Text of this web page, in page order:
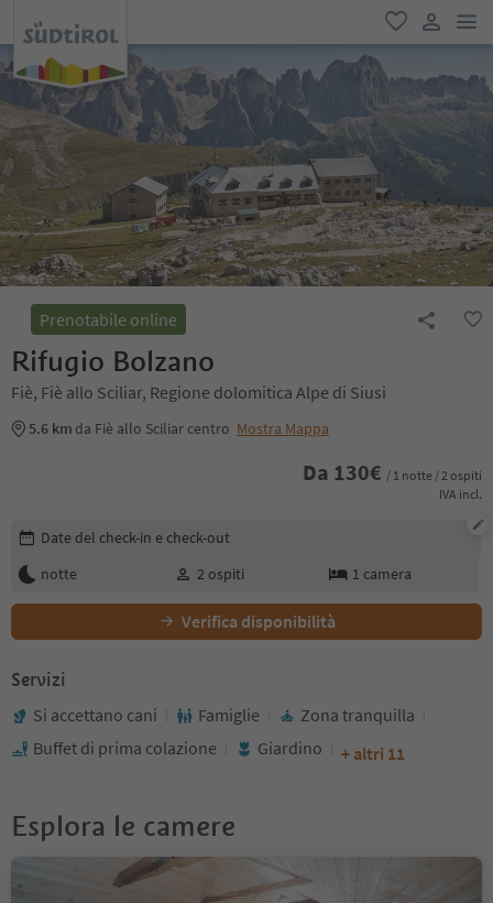
favoriti
user link
Prenotabile online
Rifugio Bolzano
Fiè, Fiè allo Sciliar, Regione dolomitica Alpe di Siusi
5.6 km da Fiè allo Sciliar centro Mostra Mappa
Da 130€ / 1 notte / 2 ospiti
IVA incl.
Modifica i dettagli della prenotazione
Date del check-in e check-out
notte
2 ospiti 1 camera
Verifica disponibilità
Servizi
Si accettano cani Famiglie
Zona tranquilla
Buffet di prima colazione
Giardino + altri 11
Esplora le camere